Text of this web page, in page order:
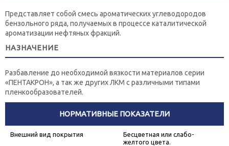
Представляет собой смесь ароматических углеводородов
бензольного ряда, получаемых в процессе каталитической
ароматизации нефтяных фракций.
НАЗНАЧЕНИЕ
Разбавление до необходимой вязкости материалов серии
«ПЕНТАКРОН», а так же других ЛКМ с различными типами
пленкообразователей.
НОРМАТИВНЫЕ ПОКАЗАТЕЛИ
Внешний вид покрытия
Бесцветная или слабо-
желтого цвета.